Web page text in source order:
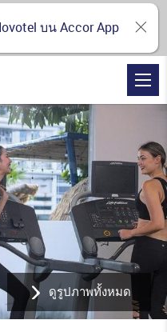
ดูรูปภาพทั้งหมด
บน Accor App